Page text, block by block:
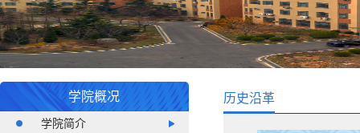
学院概况
学院简介
历史沿革